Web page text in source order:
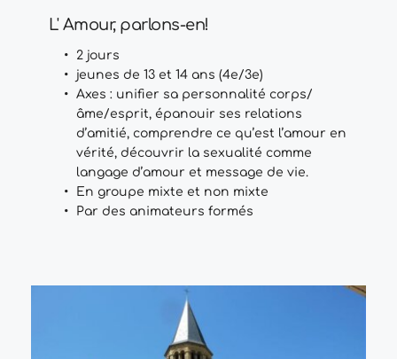
L' Amour, parlons-en!
2 jours
jeunes de 13 et 14 ans (4e/3e)
Axes : unifier sa personnalité corps/
âme/esprit, épanouir ses relations
d’amitié, comprendre ce qu’est l’amour en
vérité, découvrir la sexualité comme
langage d’amour et message de vie.
En groupe mixte et non mixte
Par des animateurs formés